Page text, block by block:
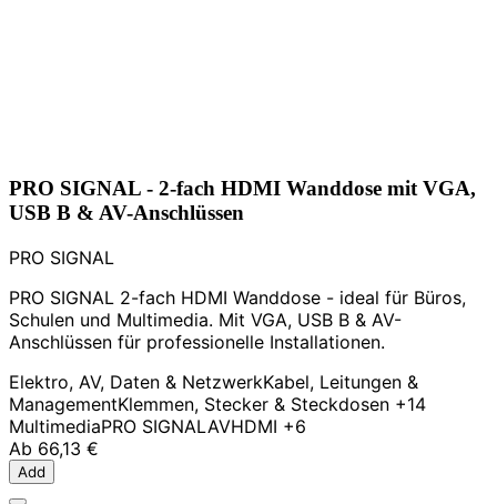
PRO SIGNAL - 2-fach HDMI Wanddose mit VGA,
USB B & AV-Anschlüssen
PRO SIGNAL
PRO SIGNAL 2-fach HDMI Wanddose - ideal für Büros,
Schulen und Multimedia. Mit VGA, USB B & AV-
Anschlüssen für professionelle Installationen.
Elektro, AV, Daten & NetzwerkKabel, Leitungen &
ManagementKlemmen, Stecker & Steckdosen +14
MultimediaPRO SIGNALAVHDMI +6
Ab 66,13 €
Add